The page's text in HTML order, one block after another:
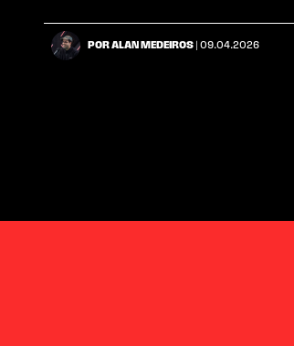
POR ALAN MEDEIROS | 09.04.2026